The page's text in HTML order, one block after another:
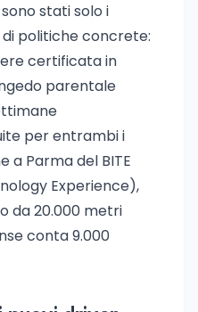
stati solo i
politiche concrete:
certificata in
parentale
per entrambi i
a Parma del BITE
Experience),
da 20.000 metri
conta 9.000